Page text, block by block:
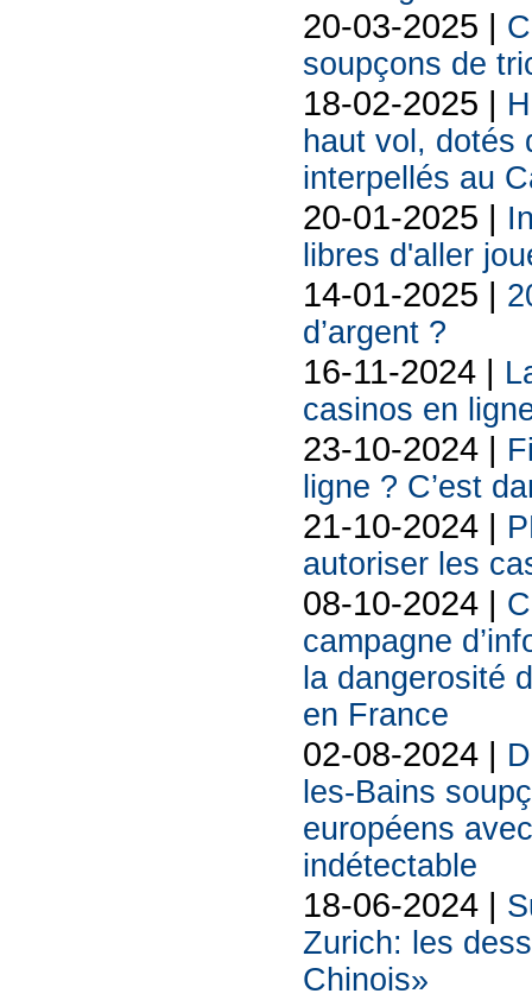
20-03-2025 |
soupçons de
18-02-2025 |
haut vol, dotés
interpellés au
20-01-2025 |
libres d'aller
14-01-2025 |
d’argent ?
16-11-2024 |
casinos en
23-10-2024 |
ligne ? C’est
21-10-2024 |
autoriser les
08-10-2024 |
campagne
la dangerosité
en France
02-08-2024 |
les-Bains
européens
indétectable
18-06-2024 |
Zurich: les
Chinois»